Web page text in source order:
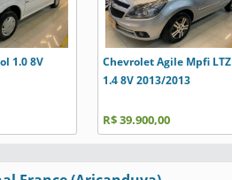
1.0 8V
Chevrolet Agile Mpfi LTZ
1.4 8V 2013/2013
R$ 39.900,00